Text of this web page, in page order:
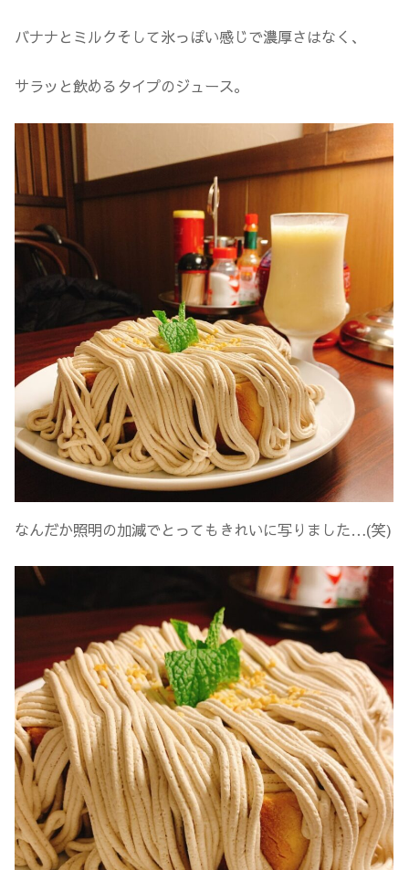
バナナとミルクそして氷っぽい感じで濃厚さはなく、
サラッと飲めるタイプのジュース。
なんだか照明の加減でとってもきれいに写りました…(笑)